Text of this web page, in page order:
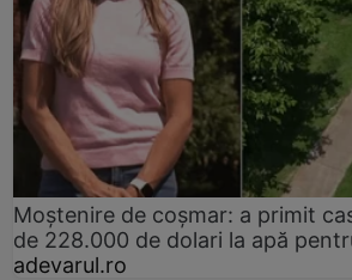
Moștenire de coșmar: a primit
de 228.000 de dolari la apă
adevarul.ro